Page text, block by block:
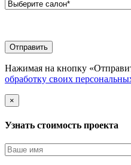
Нажимая на кнопку
обработку своих
×
Узнать стоимоcть проекта